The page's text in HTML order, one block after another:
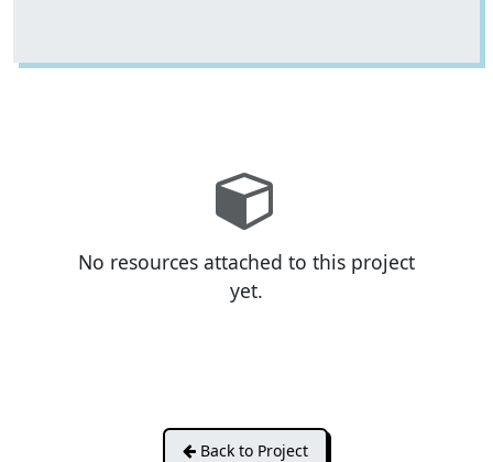
No resources attached to this project
yet.
Back to Project